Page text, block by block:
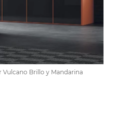
Brillo y Mandarina